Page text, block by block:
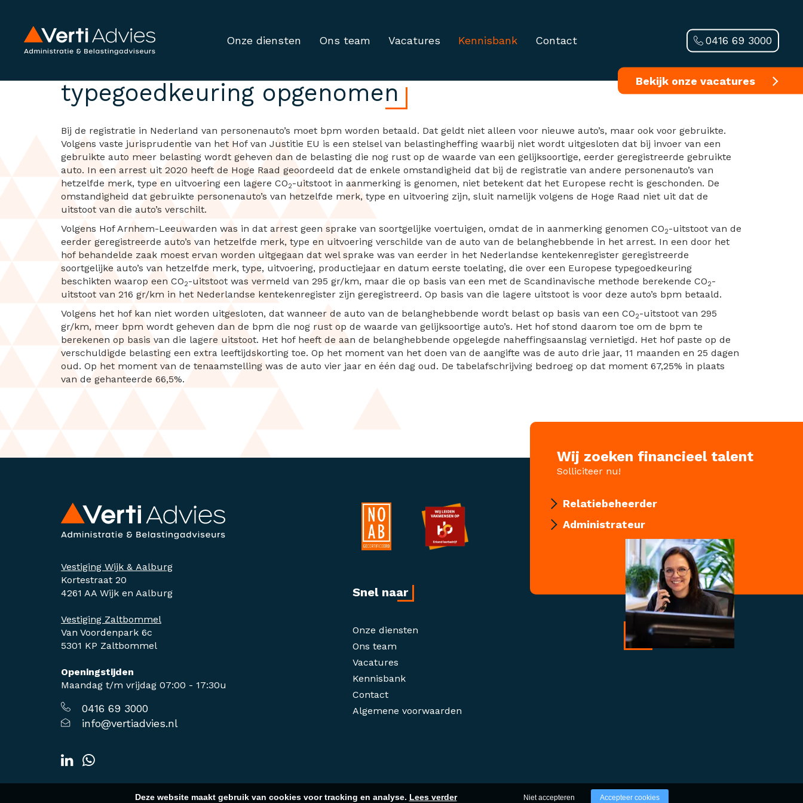
Onze diensten Ons team Vacatures Kennisbank Contact
Bekijk onze vacatures
0416 69 3000
Bpm-berekening op basis lagere CO2-uitstoot dan in
typegoedkeuring opgenomen
Bij de registratie in Nederland van personenauto’s moet bpm worden betaald. Dat geldt niet alleen voor nieuwe auto’s, maar ook voor gebruikte.
Volgens vaste jurisprudentie van het Hof van Justitie EU is een stelsel van belastingheffing waarbij niet wordt uitgesloten dat bij invoer van een
gebruikte auto meer belasting wordt geheven dan de belasting die nog rust op de waarde van een gelijksoortige, eerder geregistreerde gebruikte
auto. In een arrest uit 2020 heeft de Hoge Raad geoordeeld dat de enkele omstandigheid dat bij de registratie van andere personenauto’s van
hetzelfde merk, type en uitvoering een lagere CO2-uitstoot in aanmerking is genomen, niet betekent dat het Europese recht is geschonden. De
omstandigheid dat gebruikte personenauto’s van hetzelfde merk, type en uitvoering zijn, sluit namelijk volgens de Hoge Raad niet uit dat de
uitstoot van die auto’s verschilt.
Volgens Hof Arnhem-Leeuwarden was in dat arrest geen sprake van soortgelijke voertuigen, omdat de in aanmerking genomen CO2-uitstoot van de
eerder geregistreerde auto’s van hetzelfde merk, type en uitvoering verschilde van de auto van de belanghebbende in het arrest. In een door het
hof behandelde zaak moest ervan worden uitgegaan dat wel sprake was van eerder in het Nederlandse kentekenregister geregistreerde
soortgelijke auto’s van hetzelfde merk, type, uitvoering, productiejaar en datum eerste toelating, die over een Europese typegoedkeuring
beschikten waarop een CO2-uitstoot was vermeld van 295 gr/km, maar die op basis van een met de Scandinavische methode berekende CO2-
uitstoot van 216 gr/km in het Nederlandse kentekenregister zijn geregistreerd. Op basis van die lagere uitstoot is voor deze auto’s bpm betaald.
Volgens het hof kan niet worden uitgesloten, dat wanneer de auto van de belanghebbende wordt belast op basis van een CO2-uitstoot van 295
gr/km, meer bpm wordt geheven dan de bpm die nog rust op de waarde van gelijksoortige auto’s. Het hof stond daarom toe om de bpm te
berekenen op basis van die lagere uitstoot. Het hof heeft de aan de belanghebbende opgelegde naheffingsaanslag vernietigd. Het hof paste op de
verschuldigde belasting een extra leeftijdskorting toe. Op het moment van het doen van de aangifte was de auto drie jaar, 11 maanden en 25 dagen
oud. Op het moment van de tenaamstelling was de auto vier jaar en één dag oud. De tabelafschrijving bedroeg op dat moment 67,25% in plaats
van de gehanteerde 66,5%.
Wij zoeken financieel talent
Solliciteer nu!
Relatiebeheerder
Administrateur
Vestiging Wijk & Aalburg
Kortestraat 20
4261 AA Wijk en Aalburg
Vestiging Zaltbommel
Van Voordenpark 6c
5301 KP Zaltbommel
Openingstijden
Maandag t/m vrijdag 07:00 - 17:30u
0416 69 3000
info@vertiadvies.nl
Snel naar
Onze diensten
Ons team
Vacatures
Kennisbank
Contact
Algemene voorwaarden
Deze website maakt gebruik van cookies voor tracking en analyse. Lees verder Niet accepteren Accepteer cookies